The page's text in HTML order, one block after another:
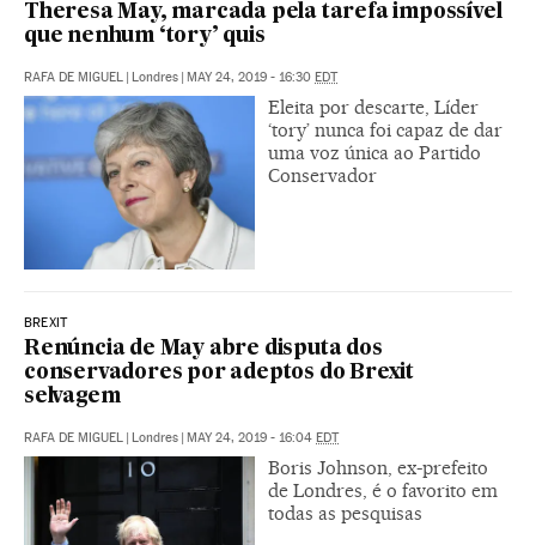
Theresa May, marcada pela tarefa impossível
que nenhum ‘tory’ quis
RAFA DE MIGUEL Londres MAY 24, 2019 - 16:30 EDT
Eleita por descarte, Líder
‘tory’ nunca foi capaz de dar
uma voz única ao Partido
Conservador
BREXIT
Renúncia de May abre disputa dos
conservadores por adeptos do Brexit
selvagem
RAFA DE MIGUEL Londres MAY 24, 2019 - 16:04 EDT
Boris Johnson, ex-prefeito
de Londres, é o favorito em
todas as pesquisas